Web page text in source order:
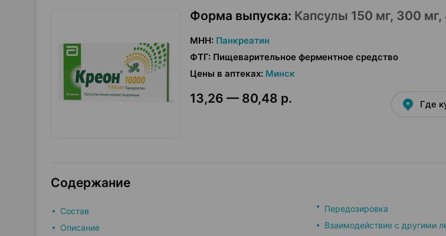
Форма выпуска: Капсулы 150 мг, 300
МНН: Панкреатин
ФТГ: Пищеварительное ферментное средство
Цены в аптеках: Минск
13,26 — 80,48 р. Где
Содержание
Состав
Описание
Передозировка
Взаимодействие с другими